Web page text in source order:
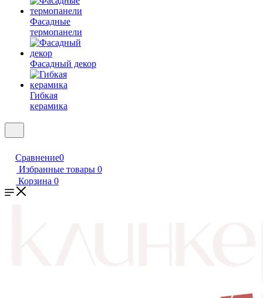
Фасадные
термопанели
Фасадный декор
Гибкая
керамика
Сравнение0
Избранные товары 0
Корзина 0